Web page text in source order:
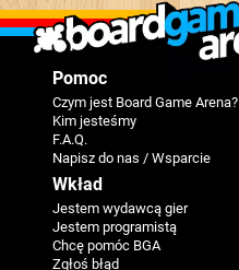
Pomoc
Czym jest Board Game Arena?
Kim jesteśmy
F.A.Q.
Napisz do nas / Wsparcie
Wkład
Jestem wydawcą gier
Jestem programistą
Chcę pomóc BGA
Zgłoś błąd